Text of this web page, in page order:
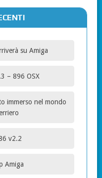
su Amiga
– 896 OSX
immerso nel mondo
v2.2
Amiga